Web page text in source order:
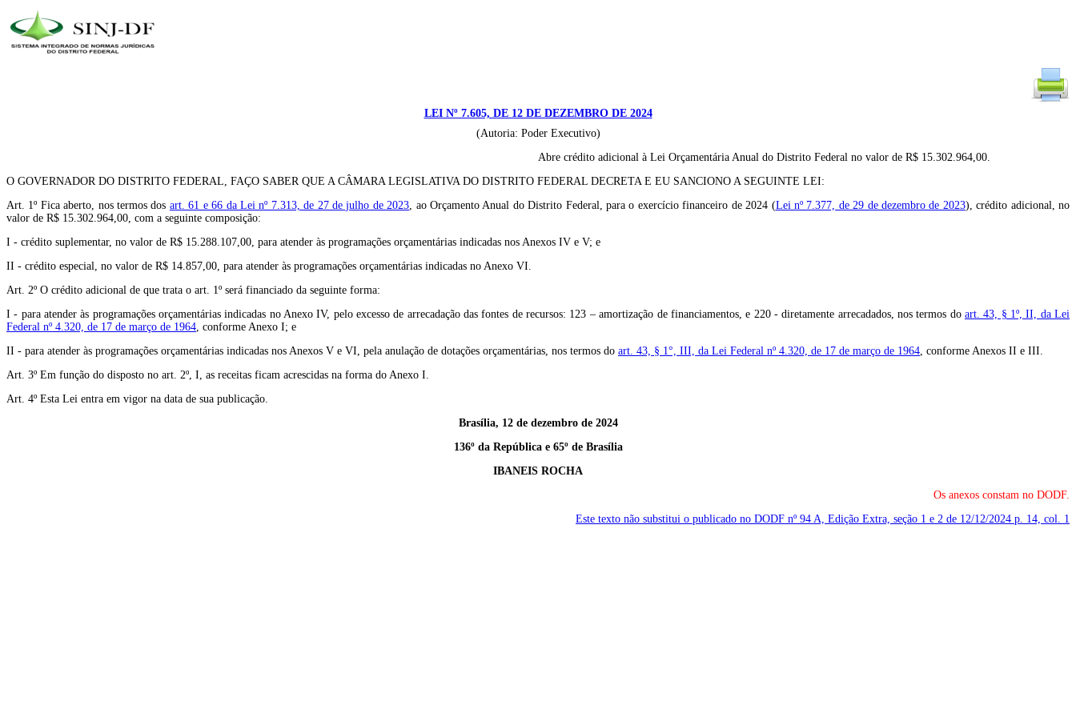
LEI Nº 7.605, DE 12 DE DEZEMBRO DE 2024
(Autoria: Poder Executivo)
Abre crédito adicional à Lei Orçamentária Anual do Distrito Federal no valor de R$ 15.302.964,00.
O GOVERNADOR DO DISTRITO FEDERAL, FAÇO SABER QUE A CÂMARA LEGISLATIVA DO DISTRITO FEDERAL DECRETA E EU SANCIONO A SEGUINTE LEI:
Art. 1º Fica aberto, nos termos dos art. 61 e 66 da Lei nº 7.313, de 27 de julho de 2023, ao Orçamento Anual do Distrito Federal, para o exercício financeiro de 2024 (Lei nº 7.377, de 29 de dezembro de 2023), crédito adicional, no
valor de R$ 15.302.964,00, com a seguinte composição:
I - crédito suplementar, no valor de R$ 15.288.107,00, para atender às programações orçamentárias indicadas nos Anexos IV e V; e
II - crédito especial, no valor de R$ 14.857,00, para atender às programações orçamentárias indicadas no Anexo VI.
Art. 2º O crédito adicional de que trata o art. 1º será financiado da seguinte forma:
I - para atender às programações orçamentárias indicadas no Anexo IV, pelo excesso de arrecadação das fontes de recursos: 123 – amortização de financiamentos, e 220 - diretamente arrecadados, nos termos do art. 43, § 1º, II, da Lei
Federal nº 4.320, de 17 de março de 1964, conforme Anexo I; e
II - para atender às programações orçamentárias indicadas nos Anexos V e VI, pela anulação de dotações orçamentárias, nos termos do art. 43, § 1°, III, da Lei Federal nº 4.320, de 17 de março de 1964, conforme Anexos II e III.
Art. 3º Em função do disposto no art. 2º, I, as receitas ficam acrescidas na forma do Anexo I.
Art. 4º Esta Lei entra em vigor na data de sua publicação.
Brasília, 12 de dezembro de 2024
136º da República e 65º de Brasília
IBANEIS ROCHA
Os anexos constam no DODF.
Este texto não substitui o publicado no DODF nº 94 A, Edição Extra, seção 1 e 2 de 12/12/2024 p. 14, col. 1